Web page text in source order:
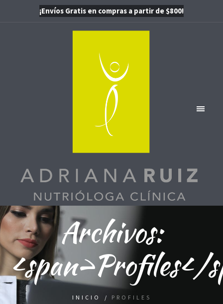
¡Envíos Gratis en compras a partir de $800!
Archivos:
<span>Profiles</
INICIO / PROFILES